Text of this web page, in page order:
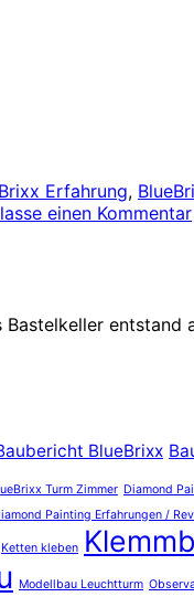
Erfahrung,
einen Kommentar
entstand
BlueBrixx
Turm Zimmer Diamond
Painting Erfahrungen /
Ketten kleben
Modellbau Leuchtturm